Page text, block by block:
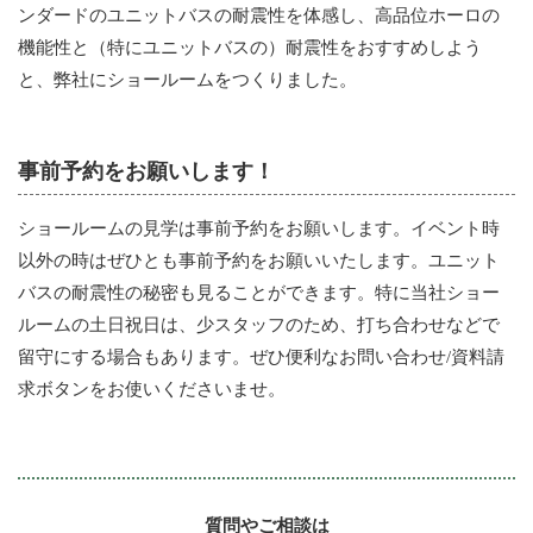
ンダードのユニットバスの耐震性を体感し、高品位ホーロの
機能性と（特にユニットバスの）耐震性をおすすめしよう
と、弊社にショールームをつくりました。
事前予約をお願いします！
ショールームの見学は事前予約をお願いします。イベント時
以外の時はぜひとも事前予約をお願いいたします。ユニット
バスの耐震性の秘密も見ることができます。特に当社ショー
ルームの土日祝日は、少スタッフのため、打ち合わせなどで
留守にする場合もあります。ぜひ便利なお問い合わせ/資料請
求ボタンをお使いくださいませ。
質問やご相談は